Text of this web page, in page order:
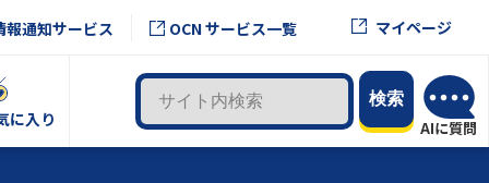
報通知サービス OCN サービス一覧 マイページ
に入り